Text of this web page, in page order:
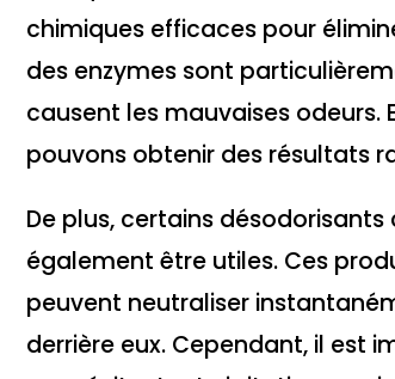
chimiques efficaces pour
des enzymes sont
causent les mauvaises
pouvons obtenir des résultats
De plus, certains
également être utiles. Ces
peuvent neutraliser
derrière eux. Cependant, il est